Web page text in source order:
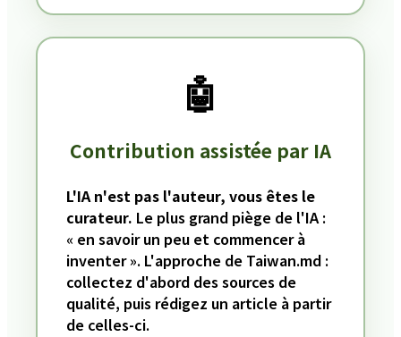
🤖
Contribution assistée par IA
L'IA n'est pas l'auteur, vous êtes le
curateur. Le plus grand piège de l'IA :
« en savoir un peu et commencer à
inventer ». L'approche de Taiwan.md :
collectez d'abord des sources de
qualité, puis rédigez un article à partir
de celles-ci.